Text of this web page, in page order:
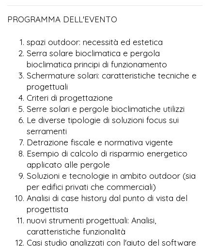
PROGRAMMA DELL'EVENTO
spazi outdoor: necessità ed estetica
Serra solare bioclimatica e pergola
bioclimatica principi di funzionamento
Schermature solari: caratteristiche tecniche e
progettuali
Criteri di progettazione
Serre solari e pergole bioclimatiche utilizzi
Le diverse tipologie di soluzioni focus sui
serramenti
Detrazione fiscale e normativa vigente
Esempio di calcolo di risparmio energetico
applicato alle pergole
Soluzioni e tecnologie in ambito outdoor (sia
per edifici privati che commerciali)
Analisi di case history dal punto di vista del
progettista
nuovi strumenti progettuali: Analisi,
caratteristiche funzionalità
Casi studio analizzati con l'aiuto del software